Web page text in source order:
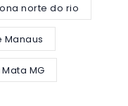
norte do rio
Manaus
MG